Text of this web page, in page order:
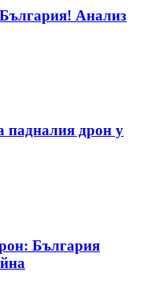
Анализ
падналия дрон у
България